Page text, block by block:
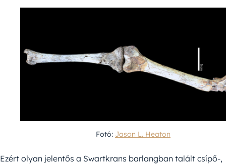
Fotó: Jason L. Heaton
Ezért olyan jelentős a Swartkrans barlangban talált csípő-,